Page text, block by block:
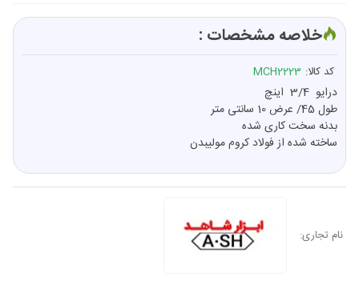
خلاصه مشخصات :
کد کالا: MCH2223
درايو 3/4
اینچ
طول 45/ عرض 10 سانتی متر
بدنه سخت کاری شده
ساخته شده از فولاد کروم مولیبدن
نام تجاری: